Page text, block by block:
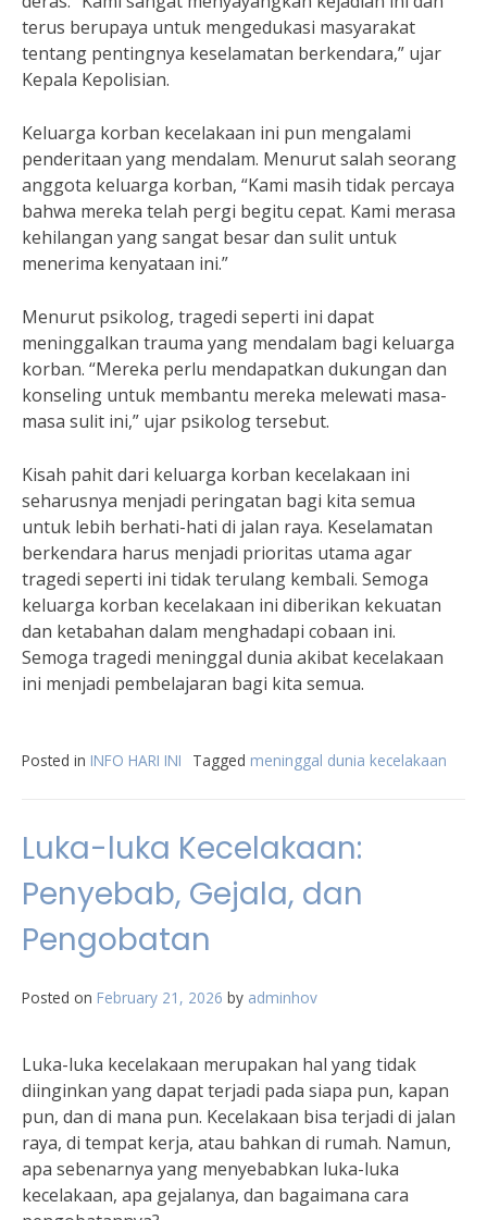
terus berupaya untuk mengedukasi masyarakat
tentang pentingnya keselamatan berkendara,” ujar
Kepala Kepolisian.
Keluarga korban kecelakaan ini pun mengalami
penderitaan yang mendalam. Menurut salah seorang
anggota keluarga korban, “Kami masih tidak percaya
bahwa mereka telah pergi begitu cepat. Kami merasa
kehilangan yang sangat besar dan sulit untuk
menerima kenyataan ini.”
Menurut psikolog, tragedi seperti ini dapat
meninggalkan trauma yang mendalam bagi keluarga
korban. “Mereka perlu mendapatkan dukungan dan
konseling untuk membantu mereka melewati masa-
masa sulit ini,” ujar psikolog tersebut.
Kisah pahit dari keluarga korban kecelakaan ini
seharusnya menjadi peringatan bagi kita semua
untuk lebih berhati-hati di jalan raya. Keselamatan
berkendara harus menjadi prioritas utama agar
tragedi seperti ini tidak terulang kembali. Semoga
keluarga korban kecelakaan ini diberikan kekuatan
dan ketabahan dalam menghadapi cobaan ini.
Semoga tragedi meninggal dunia akibat kecelakaan
ini menjadi pembelajaran bagi kita semua.
Posted in INFO HARI INI Tagged meninggal dunia kecelakaan
Luka-luka Kecelakaan:
Penyebab, Gejala, dan
Pengobatan
Posted on February 21, 2026 by adminhov
Luka-luka kecelakaan merupakan hal yang tidak
diinginkan yang dapat terjadi pada siapa pun, kapan
pun, dan di mana pun. Kecelakaan bisa terjadi di jalan
raya, di tempat kerja, atau bahkan di rumah. Namun,
apa sebenarnya yang menyebabkan luka-luka
kecelakaan, apa gejalanya, dan bagaimana cara